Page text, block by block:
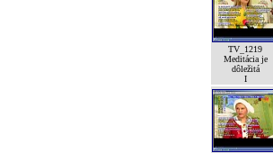
TV_1219
Meditácia je
dôležitá
I